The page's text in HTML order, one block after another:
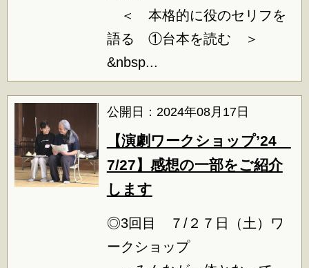
＜ 本格的に役のセリフを
語る ①台本を読む ＞
&nbsp...
公開日：2024年08月17日
【演劇ワークショップ’24
7/27】感想の一部をご紹介
します
◎3回目 ７/２７日（土）ワ
ークショップ